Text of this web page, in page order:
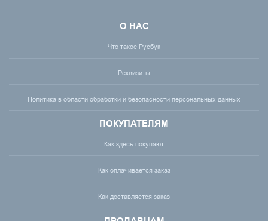
О НАС
Что такое Русбук
Реквизиты
Политика в области обработки и безопасности персональных данных
ПОКУПАТЕЛЯМ
Как здесь покупают
Как оплачивается заказ
Как доставляется заказ